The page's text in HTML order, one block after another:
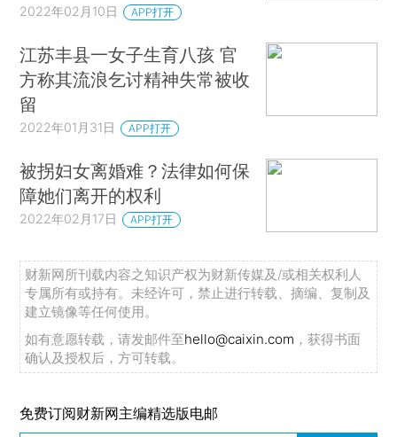
2022年02月10日 APP打开
江苏丰县一女子生育八孩 官
方称其流浪乞讨精神失常被收
留
2022年01月31日 APP打开
被拐妇女离婚难？法律如何保
障她们离开的权利
2022年02月17日 APP打开
财新网所刊载内容之知识产权为财新传媒及/或相关权利人
专属所有或持有。未经许可，禁止进行转载、摘编、复制及
建立镜像等任何使用。
如有意愿转载，请发邮件至hello@caixin.com ，获得书面
确认及授权后，方可转载。
免费订阅财新网主编精选版电邮